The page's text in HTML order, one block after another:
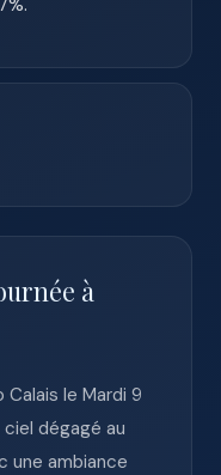
à
le Mardi 9
dégagé au
une ambiance